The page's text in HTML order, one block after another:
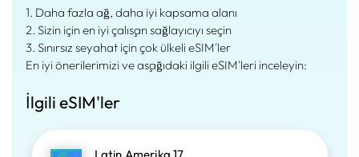
1. Daha fazla ağ, daha iyi kapsama alanı
2. Sizin için en iyi çalışan sağlayıcıyı seçin
3. Sınırsız seyahat için çok ülkeli eSIM'ler
En iyi önerilerimizi ve aşağıdaki ilgili eSIM'leri inceleyin:
İlgili eSIM'ler